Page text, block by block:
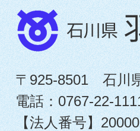
〒925-8501 石川
電話：0767-22-
【法人番号】